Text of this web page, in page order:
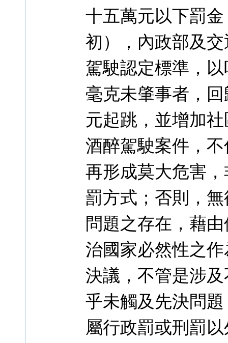
十五萬元以下罰
初），內政部及
駕駛認定標準，
毫克未肇事者，
元起跳，並增加
酒醉駕駛案件，
再形成莫大危害
罰方式；否則，
問題之存在，藉
治國家必然性之
決議，不管是涉
乎未觸及先決問
屬行政罰或刑罰